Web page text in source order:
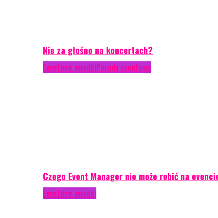
Nie za głośno na koncertach?
Eventowe wpadkiPorady eventowe
Czego Event Manager nie może robić na
Eventowe wpadki